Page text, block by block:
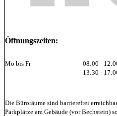
Öffnungszeiten:
Mo bis Fr
08:00 -
13:30 -
Die Büroräume sind barrierefrei
Parkplätze am Gebäude (vor Bechstein)